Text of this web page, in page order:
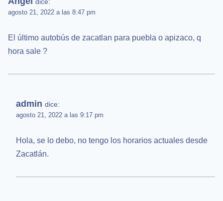
agosto 21, 2022 a las 8:47 pm
El último autobús de zacatlan para puebla o apizaco, q
hora sale ?
admin dice:
agosto 21, 2022 a las 9:17 pm
Hola, se lo debo, no tengo los horarios actuales desde
Zacatlán.